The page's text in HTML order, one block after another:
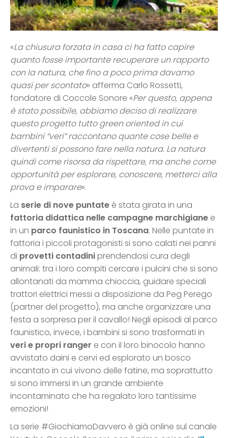
«La chiusura forzata in casa ci ha fatto capire
quanto fosse importante recuperare un rapporto
con la natura, che fino a poco prima davamo
quasi per scontato» afferma Carlo Rossetti,
fondatore di Coccole Sonore «Per questo, appena
è stato possibile, abbiamo deciso di realizzare
questo progetto tutto green oriented in cui
bambini “veri” raccontano quante cose belle e
divertenti si possono fare nella natura. La natura
quindi come risorsa da rispettare, ma anche come
opportunità per esplorare, conoscere, metterci alla
prova e imparare».
La serie di nove puntate è stata girata in una
fattoria didattica nelle campagne marchigiane e
in un parco faunistico in Toscana. Nelle puntate in
fattoria i piccoli protagonisti si sono calati nei panni
di provetti contadiniprendendosi cura degli
animali: tra i loro compiti cercare i pulcini che si sono
allontanati da mamma chioccia, guidare speciali
trattori elettrici messi a disposizione da Peg Perego
(partner del progetto), ma anche organizzare una
festa a sorpresa per il cavallo! Negli episodi al parco
faunistico, invece, i bambini si sono trasformati in
veri e propri ranger e con il loro binocolo hanno
avvistato daini e cervi ed esplorato un bosco
incantato in cui vivono delle fatine, ma soprattutto
si sono immersi in un grande ambiente
incontaminato che ha regalato loro tantissime
emozioni!
La serie #GiochiamoDavvero è già online sul canale